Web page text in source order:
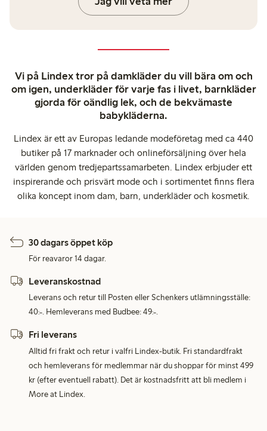
Vi på Lindex tror på damkläder du vill bära om och
om igen, underkläder för varje fas i livet, barnkläder
gjorda för oändlig lek, och de bekvämaste
babykläderna.
Lindex är ett av Europas ledande modeföretag med ca 440
butiker på 17 marknader och onlineförsäljning över hela
världen genom tredjepartssamarbeten. Lindex erbjuder ett
inspirerande och prisvärt mode och i sortimentet finns flera
olika koncept inom dam, barn, underkläder och kosmetik.
30 dagars öppet köp
För reavaror 14 dagar.
Leveranskostnad
Leverans och retur till Posten eller Schenkers utlämningsställe:
40:-. Hemleverans med Budbee: 49:-.
Fri leverans
Alltid fri frakt och retur i valfri Lindex-butik. Fri standardfrakt
och hemleverans för medlemmar när du shoppar för minst 499
kr (efter eventuell rabatt). Det är kostnadsfritt att bli medlem i
More at Lindex.